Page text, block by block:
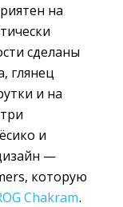
на
сделаны
глянец
и на
и
—
которую
Chakram.